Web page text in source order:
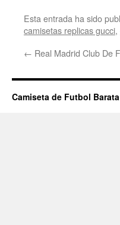
Esta entrada ha sido
camisetas replicas gucci,
← Real Madrid Club De
Camiseta de Futbol